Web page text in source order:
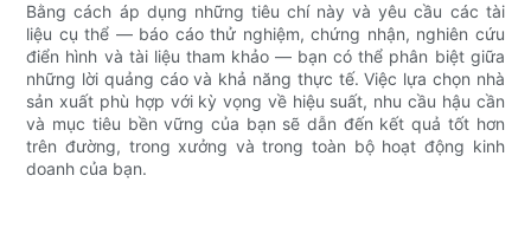
Bằng cách áp dụng những tiêu chí này và yêu cầu các tài
liệu cụ thể — báo cáo thử nghiệm, chứng nhận, nghiên cứu
điển hình và tài liệu tham khảo — bạn có thể phân biệt giữa
những lời quảng cáo và khả năng thực tế. Việc lựa chọn nhà
sản xuất phù hợp với kỳ vọng về hiệu suất, nhu cầu hậu cần
và mục tiêu bền vững của bạn sẽ dẫn đến kết quả tốt hơn
trên đường, trong xưởng và trong toàn bộ hoạt động kinh
doanh của bạn.